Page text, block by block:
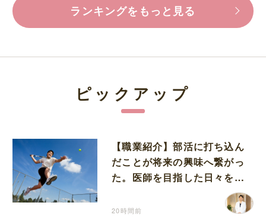
ランキングをもっと見る
ピックアップ
【職業紹介】部活に打ち込ん
だことが将来の興味へ繋がっ
た。医師を目指した日々を振
20時間前